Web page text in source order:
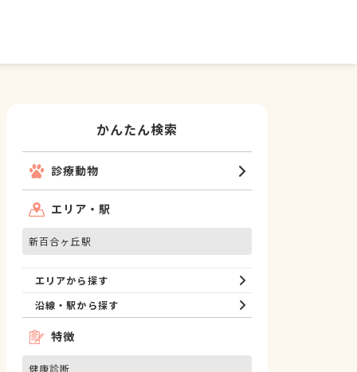
かんたん検索
診療動物
エリア・駅
新百合ヶ丘駅
エリアから探す
沿線・駅から探す
特徴
健康診断